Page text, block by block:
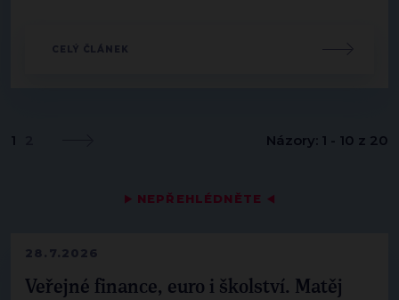
▶ NEPŘEHLÉDNĚTE ◀
28.7.2026
Veřejné finance, euro i školství. Matěj
CELÝ ČLÁNEK
1 Názory: 1 - 10 z 20